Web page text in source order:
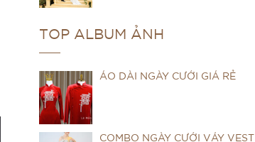
TOP ALBUM ẢNH
ÁO DÀI NGÀY CƯỚI GIÁ RẺ
COMBO NGÀY CƯỚI VÁY VEST